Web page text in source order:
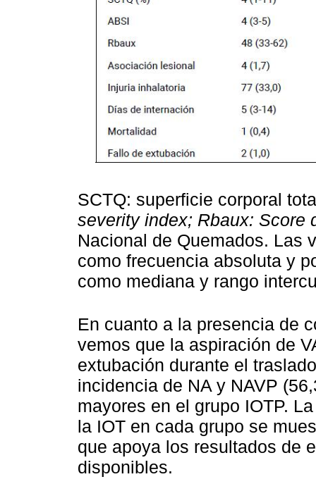
SCTQ: superficie corporal
severity index; Rbaux: Score
Nacional de Quemados. Las
como frecuencia absoluta y
como mediana y rango
En cuanto a la presencia de
vemos que la aspiración de
extubación durante el
incidencia de NA y NAVP
mayores en el grupo IOTP.
la IOT en cada grupo se
que apoya los resultados de
disponibles.